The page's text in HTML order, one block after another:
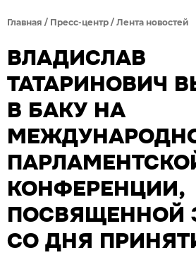
Главная / Пресс-центр / Лента новостей
ВЛАДИСЛАВ
ТАТАРИНОВИЧ
В БАКУ НА
КОНФЕРЕНЦИИ,
ПОСВЯЩЕННОЙ
СО ДНЯ